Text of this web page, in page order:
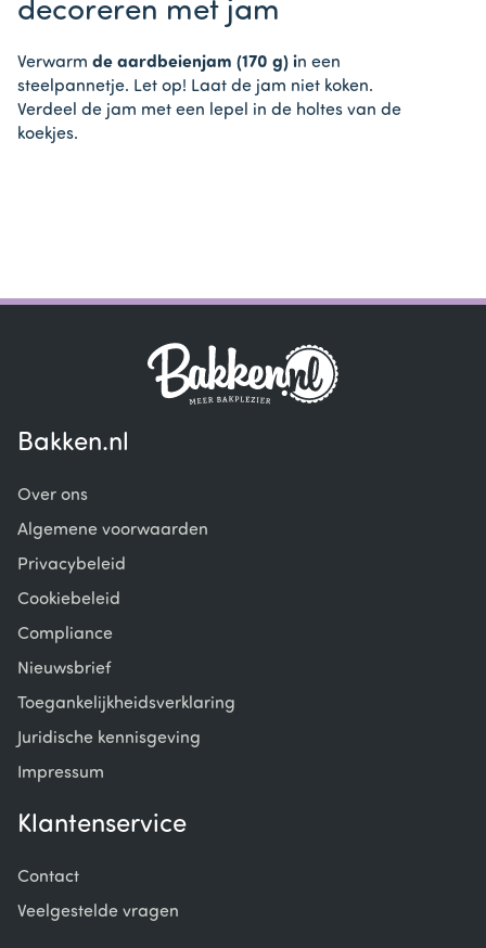
decoreren met jam
Verwarm de aardbeienjam (170 g) in een
steelpannetje. Let op! Laat de jam niet koken.
Verdeel de jam met een lepel in de holtes van de
koekjes.
Bakken.nl
Over ons
Algemene voorwaarden
Privacybeleid
Cookiebeleid
Compliance
Nieuwsbrief
Toegankelijkheidsverklaring
Juridische kennisgeving
Impressum
Klantenservice
Contact
Veelgestelde vragen